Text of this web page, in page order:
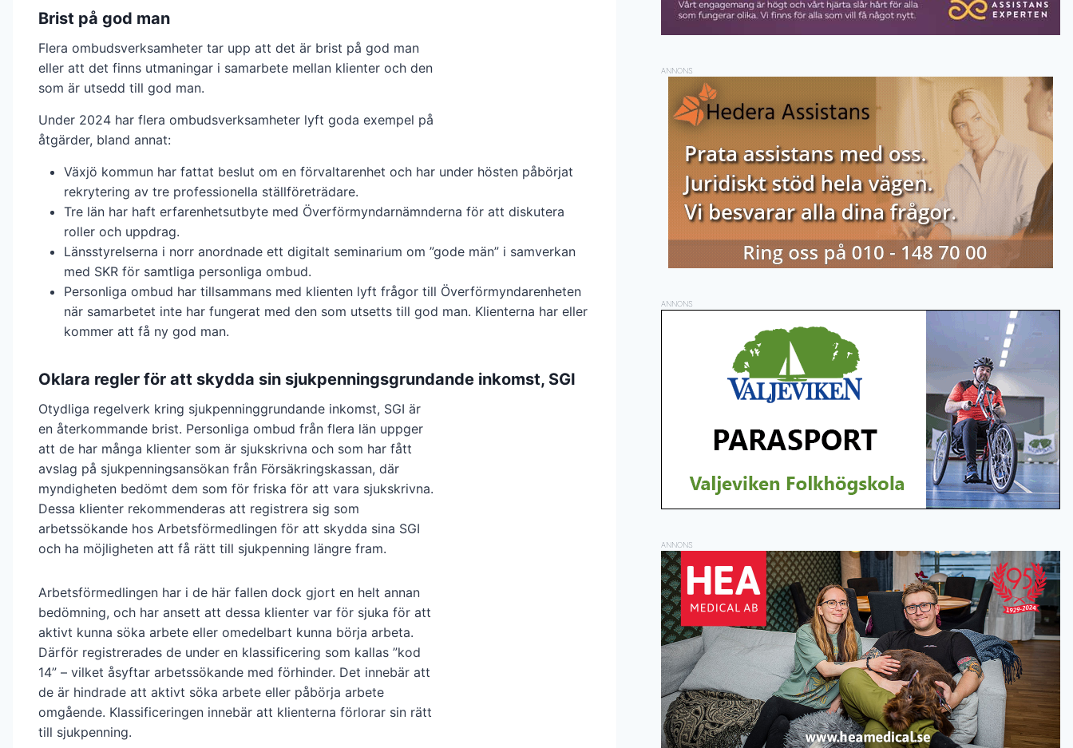
Brist på god man
Flera ombudsverksamheter tar upp att det är brist på god man
eller att det finns utmaningar i samarbete mellan klienter och den
som är utsedd till god man.
Under 2024 har flera ombudsverksamheter lyft goda exempel på
åtgärder, bland annat:
Växjö kommun har fattat beslut om en förvaltarenhet och har under hösten påbörjat
rekrytering av tre professionella ställföreträdare.
Tre län har haft erfarenhetsutbyte med Överförmyndarnämnderna för att diskutera
roller och uppdrag.
Länsstyrelserna i norr anordnade ett digitalt seminarium om ”gode män” i samverkan
med SKR för samtliga personliga ombud.
Personliga ombud har tillsammans med klienten lyft frågor till Överförmyndarenheten
när samarbetet inte har fungerat med den som utsetts till god man. Klienterna har eller
kommer att få ny god man.
Oklara regler för att skydda sin sjukpenningsgrundande inkomst, SGI
Otydliga regelverk kring sjukpenninggrundande inkomst, SGI är
en återkommande brist. Personliga ombud från flera län uppger
att de har många klienter som är sjukskrivna och som har fått
avslag på sjukpenningsansökan från Försäkringskassan, där
myndigheten bedömt dem som för friska för att vara sjukskrivna.
Dessa klienter rekommenderas att registrera sig som
arbetssökande hos Arbetsförmedlingen för att skydda sina SGI
och ha möjligheten att få rätt till sjukpenning längre fram.
Arbetsförmedlingen har i de här fallen dock gjort en helt annan
bedömning, och har ansett att dessa klienter var för sjuka för att
aktivt kunna söka arbete eller omedelbart kunna börja arbeta.
Därför registrerades de under en klassificering som kallas ”kod
14” – vilket åsyftar arbetssökande med förhinder. Det innebär att
de är hindrade att aktivt söka arbete eller påbörja arbete
omgående. Klassificeringen innebär att klienterna förlorar sin rätt
till sjukpenning.
ANNONS
ANNONS
ANNONS